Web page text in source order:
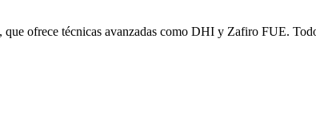
ofrece técnicas avanzadas como DHI y Zafiro FUE.